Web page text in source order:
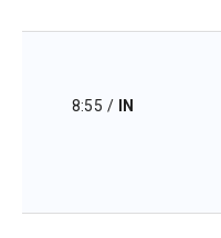
8:55 / IN